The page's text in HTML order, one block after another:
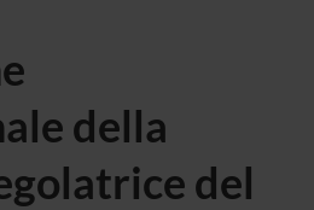
della
del